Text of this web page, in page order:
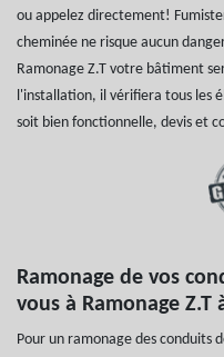
ou appelez directement!
cheminée ne risque aucun
Ramonage Z.T votre bâtiment
l'installation, il vérifiera tous les
soit bien fonctionnelle, devis et
Ramonage de vos
vous à Ramonage Z.T
Pour un ramonage des conduits